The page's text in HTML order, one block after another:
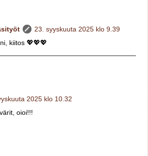
23. syyskuuta 2025 klo 9.39
kiitos 💖💖💖
2025 klo 10.32
oioi!!!